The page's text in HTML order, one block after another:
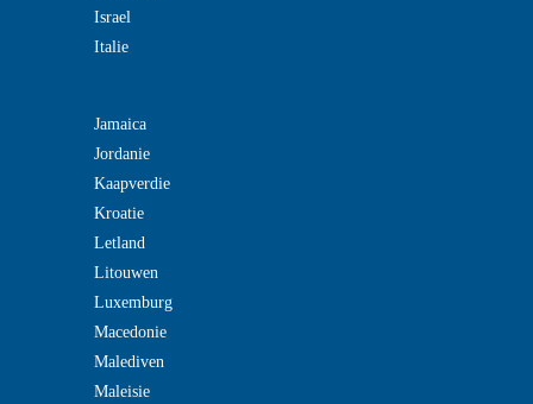
Israel
Italie
Jamaica
Jordanie
Kaapverdie
Kroatie
Letland
Litouwen
Luxemburg
Macedonie
Malediven
Maleisie